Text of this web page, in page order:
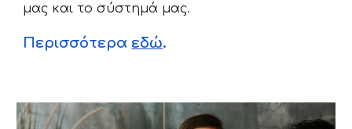
μας και το σύστημά μας.
Περισσότερα εδώ.